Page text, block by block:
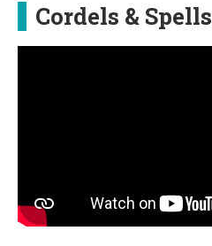
Cordels & Spells